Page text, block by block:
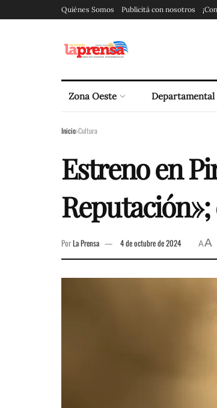
Quiénes Somos Publicitá con nosotros
Zona Oeste Departamental
Inicio Cultura
Estreno en
Reputación»;
PorLa Prensa 4 de octubre de 2024 AA